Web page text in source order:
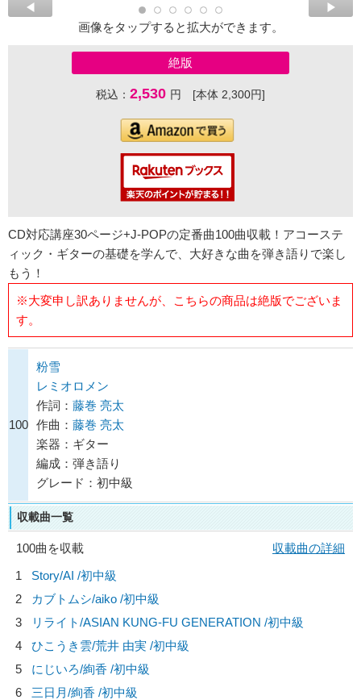
画像をタップすると拡大ができます。
絶版
税込： 2,530 円 [本体 2,300円]
CD対応講座30ページ+J-POPの定番曲100曲収載！アコーステ
ィック・ギターの基礎を学んで、大好きな曲を弾き語りで楽し
もう！
※大変申し訳ありませんが、こちらの商品は絶版でございま
す。
100
粉雪
レミオロメン
作詞： 藤巻 亮太
作曲： 藤巻 亮太
楽器：ギター
編成：弾き語り
グレード：初中級
収載曲一覧
100曲を収載
収載曲の詳細
1
Story/AI /初中級
2
カブトムシ/aiko /初中級
3
リライト/ASIAN KUNG-FU GENERATION /初中級
4
ひこうき雲/荒井 由実 /初中級
5
にじいろ/絢香 /初中級
6
三日月/絢香 /初中級